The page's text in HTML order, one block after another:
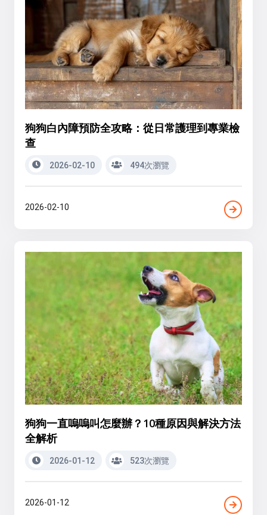
狗狗白內障預防全攻略：從日常護理到專業檢
查
2026-02-10 494次瀏覽
2026-02-10
狗狗一直嗚嗚叫怎麼辦？10種原因與解決方法
全解析
2026-01-12 523次瀏覽
2026-01-12